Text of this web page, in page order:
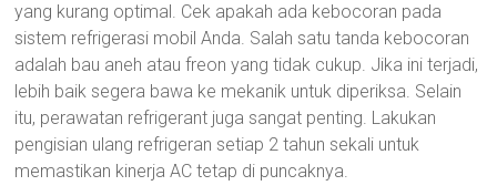
yang kurang optimal. Cek apakah ada kebocoran pada
sistem refrigerasi mobil Anda. Salah satu tanda kebocoran
adalah bau aneh atau freon yang tidak cukup. Jika ini terjadi,
lebih baik segera bawa ke mekanik untuk diperiksa. Selain
itu, perawatan refrigerant juga sangat penting. Lakukan
pengisian ulang refrigeran setiap 2 tahun sekali untuk
memastikan kinerja AC tetap di puncaknya.